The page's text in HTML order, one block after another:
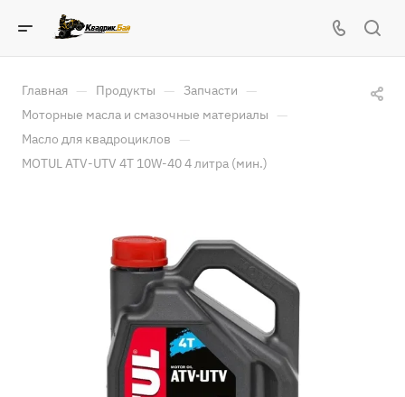
Главная — Продукты — Запчасти —
Моторные масла и смазочные материалы —
Масло для квадроциклов —
MOTUL ATV-UTV 4T 10W-40 4 литра (мин.)